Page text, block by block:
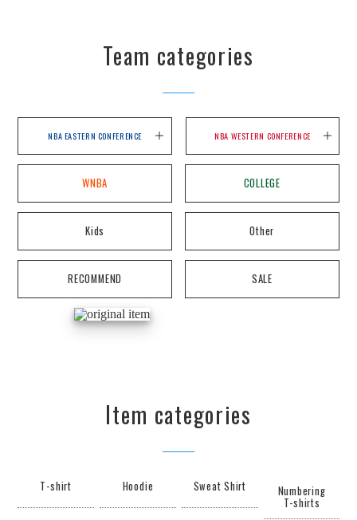
Team categories
NBA EASTERN CONFERENCE NBA WESTERN CONFERENCE
WNBA COLLEGE
Kids Other
RECOMMEND SALE
Item categories
T-shirt Hoodie Sweat Shirt Numbering
T-shirts